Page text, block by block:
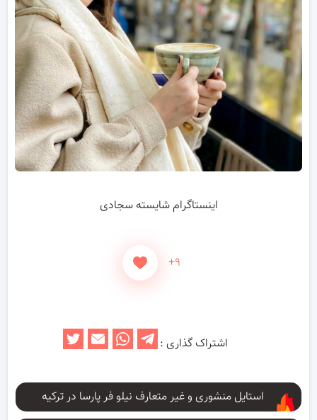
اینستاگرام شایسته سجادی
+۹
اشتراک گذاری :
استایل منشوری و غیر متعارف نیلو فر پارسا در ترکیه